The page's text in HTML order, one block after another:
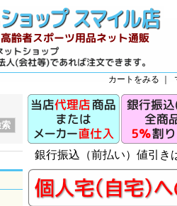
カートをみる
銀行振込（前払い）値引き